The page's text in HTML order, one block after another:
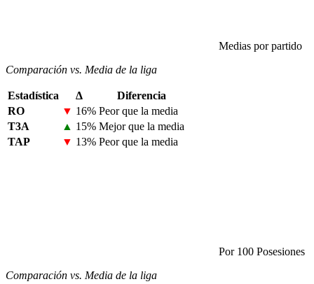
Medias por partido
Comparación vs. Media de la liga
Estadística Δ
Diferencia
RO
▼ 16% Peor que la media
T3A
▲ 15% Mejor que la media
TAP
▼ 13% Peor que la media
Por 100 Posesiones
Comparación vs. Media de la liga